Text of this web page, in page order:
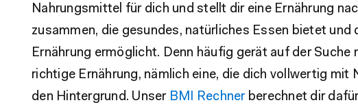
Nahrungsmittel für dich und stellt dir eine Ernährung
zusammen, die gesundes, natürliches Essen bietet und
Ernährung ermöglicht. Denn häufig gerät auf der Suche
richtige Ernährung, nämlich eine, die dich vollwertig mit
den Hintergrund. Unser BMI Rechnerberechnet dir